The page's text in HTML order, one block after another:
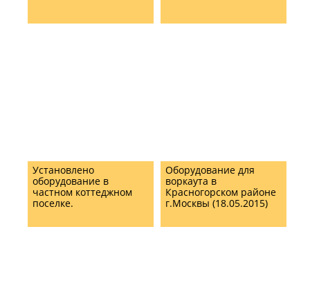
Установлено
оборудование в
частном коттеджном
поселке.
Оборудование для
воркаута в
Красногорском районе
г.Москвы (18.05.2015)